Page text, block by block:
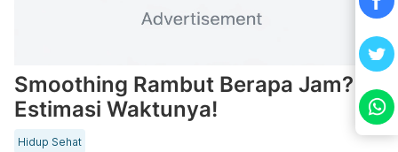
Smoothing Rambut Berapa Jam? Ini
Estimasi Waktunya!
Hidup Sehat